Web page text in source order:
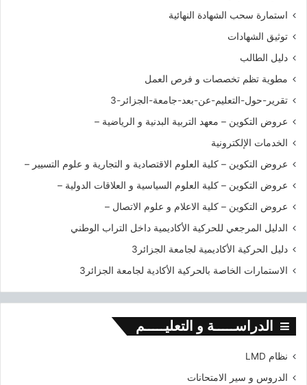
استمارة سحب الشهادة النهائية
توثيق الشهادات
دليل الطالب
مطوية تظم تخصصات و فرص العمل
تقرير-حول-التعليم-عن-بعد-جامعة-الجزائر-3
عروض التكوين – معهد التربية البدنية و الرياضية –
الخدمات الإلكترونية
عروض التكوين – كلية العلوم الاقتصادية و التجارية و علوم التسيير –
عروض التكوين – كلية العلوم السياسية و العلاقات الدولية –
عروض التكوين – كلية الاعلام و علوم الاتصال –
الدليل المرجعي للحركية الأكاديمية داخل التراب الوطني
دليل الحركية الأكاديمية لجامعة الجزائر3
الاستمارات الخاصة بالحركية الأكادية لجامعة الجزائر3
الدراســـــة و التعليـــــم
نظام LMD
الدروس و سير الامتحانات